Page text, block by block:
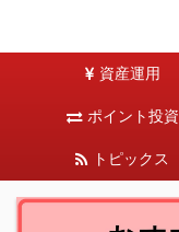
資産運用
ポイント投資
トピックス